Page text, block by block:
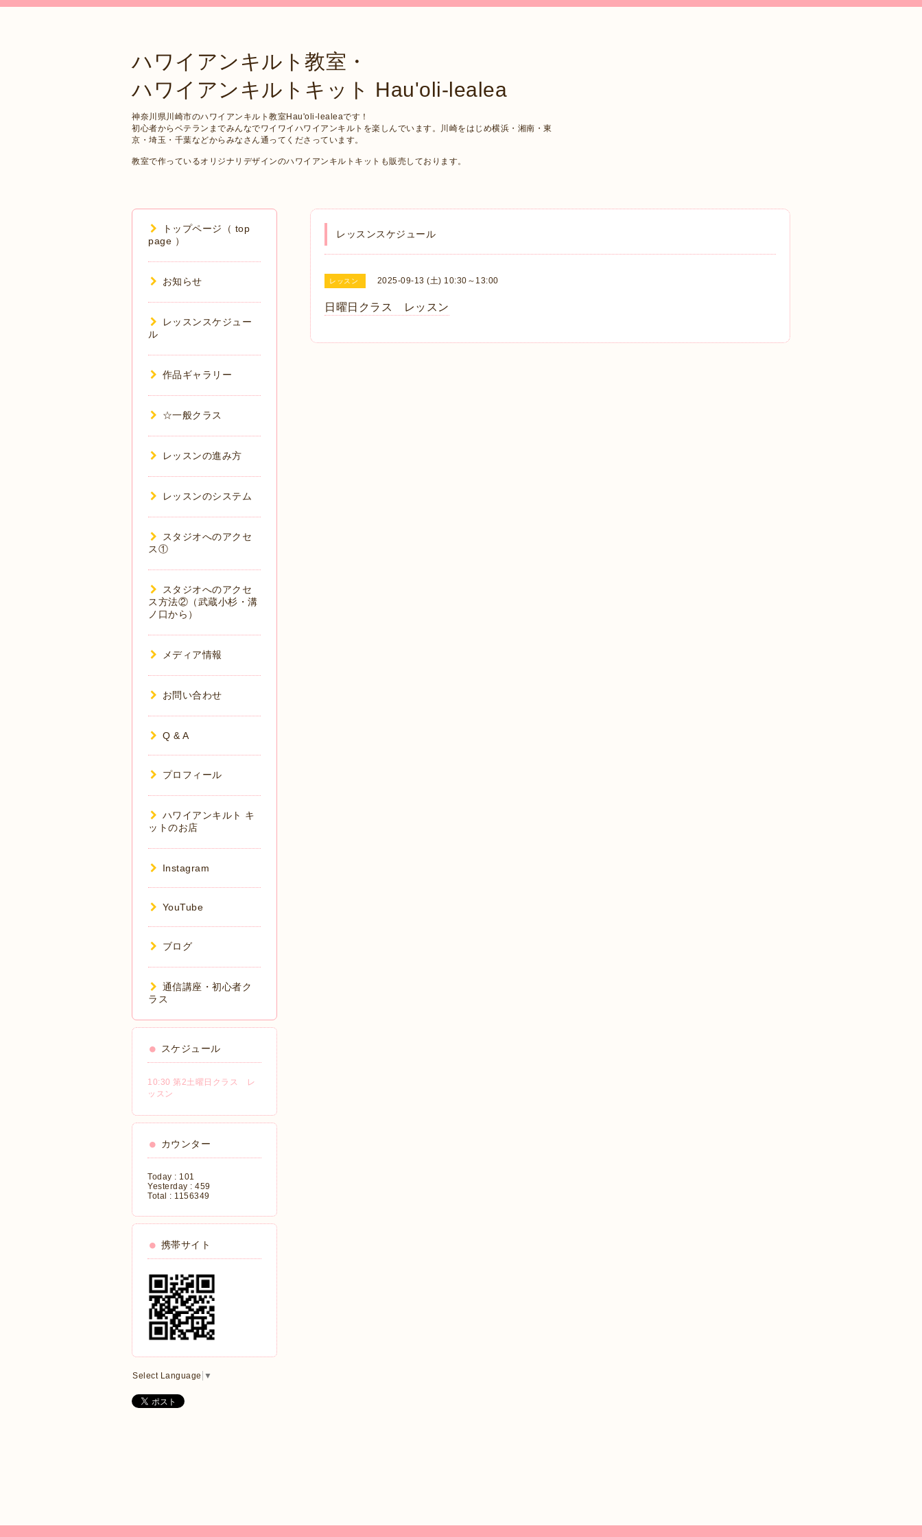
ハワイアンキルト教室・
ハワイアンキルトキット Hau'oli-lealea
神奈川県川崎市のハワイアンキルト教室Hau'oli-lealeaです！
初心者からベテランまでみんなでワイワイハワイアンキルトを楽しんでいます。川崎をはじめ横浜・湘南・東
京・埼玉・千葉などからみなさん通ってくださっています。
教室で作っているオリジナリデザインのハワイアンキルトキットも販売しております。
レッスンスケジュール
レッスン 2025-09-13 (土) 10:30～13:00
日曜日クラス レッスン
トップページ（ top
page ）
お知らせ
レッスンスケジュー
ル
作品ギャラリー
☆一般クラス
レッスンの進み方
レッスンのシステム
スタジオへのアクセ
ス①
スタジオへのアクセ
ス方法②（武蔵小杉・溝
ノ口から）
メディア情報
お問い合わせ
Q & A
プロフィール
ハワイアンキルト キ
ットのお店
Instagram
YouTube
ブログ
通信講座・初心者ク
ラス
スケジュール
10:30 第2土曜日クラス レ
ッスン
カウンター
Today : 101
Yesterday : 459
Total : 1156349
携帯サイト
Select Language ▼